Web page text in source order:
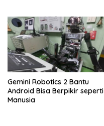
Gemini Robotics 2 Bantu
Android Bisa Berpikir seperti
Manusia